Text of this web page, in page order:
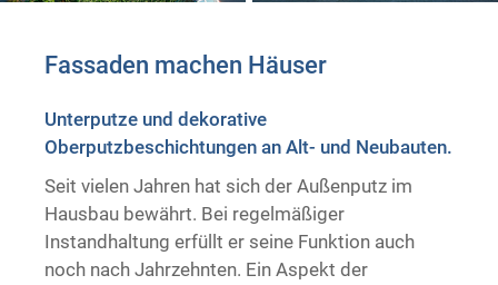
Mineralputz
Wärmedämmung
Trockenausbau
Fassaden machen Häuser
Unterputze und dekorative
Oberputzbeschichtungen an Alt- und Neubauten.
Seit vielen Jahren hat sich der Außenputz im
Hausbau bewährt. Bei regelmäßiger
Instandhaltung erfüllt er seine Funktion auch
noch nach Jahrzehnten. Ein Aspekt der